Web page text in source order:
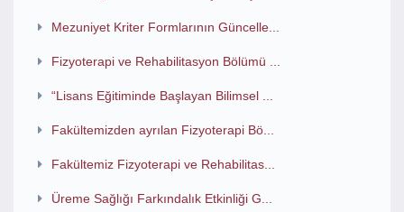
Mezuniyet Kriter Formlarının Güncelle...
Fizyoterapi ve Rehabilitasyon Bölümü ...
“Lisans Eğitiminde Başlayan Bilimsel ...
Fakültemizden ayrılan Fizyoterapi Bö...
Fakültemiz Fizyoterapi ve Rehabilitas...
Üreme Sağlığı Farkındalık Etkinliği G...